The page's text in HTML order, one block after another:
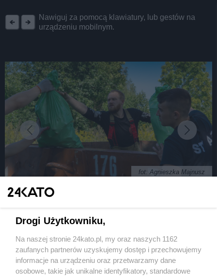
Nawiguj za pomocą klawiatury, lub gestów na
urządzeniu mobilnym.
fot: Agnieszka Majnusz
Katowicach. W czynie społecznym Ukraińcy
Wydawca mediów lokalnych
Drogi Użytkowniku,
Na naszej stronie 24kato.pl, my oraz naszych 1162
zaufanych partnerów uzyskujemy dostęp i przechowujemy
informacje na urządzeniu oraz przetwarzamy dane
osobowe, takie jak unikalne identyfikatory, standardowe